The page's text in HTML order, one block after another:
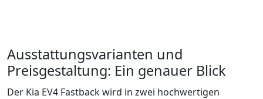
Ausstattungsvarianten und
Preisgestaltung: Ein genauer Blick
Der Kia EV4 Fastback wird in zwei hochwertigen